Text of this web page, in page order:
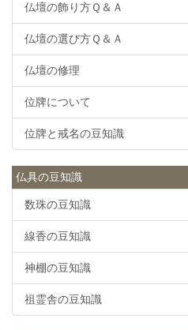
仏壇の飾り方Ｑ＆Ａ
仏壇の選び方Ｑ＆Ａ
仏壇の修理
位牌について
位牌と戒名の豆知識
仏具の豆知識
数珠の豆知識
線香の豆知識
神棚の豆知識
祖霊舎の豆知識